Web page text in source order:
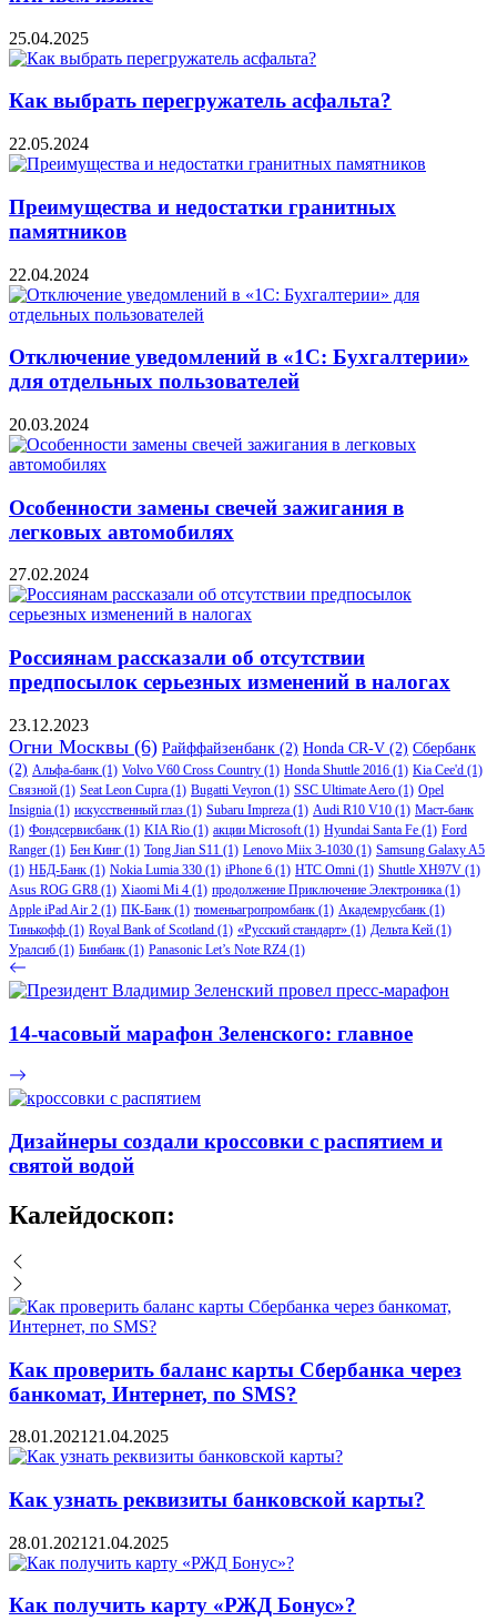
25.04.2025
Как выбрать перегружатель асфальта?
22.05.2024
Преимущества и недостатки гранитных
памятников
22.04.2024
Отключение уведомлений в «1С: Бухгалтерии»
для отдельных пользователей
20.03.2024
Особенности замены свечей зажигания в
легковых автомобилях
27.02.2024
Россиянам рассказали об отсутствии
предпосылок серьезных изменений в налогах
23.12.2023
Огни Москвы (6) Райффайзенбанк (2) Honda CR-V (2) Сбербанк
(2) Альфа-банк (1) Volvo V60 Cross Country (1) Honda Shuttle 2016 (1) Kia Cee'd (1)
Связной (1) Seat Leon Cupra (1) Bugatti Veyron (1) SSC Ultimate Aero (1) Opel
Insignia (1) искусственный глаз (1) Subaru Impreza (1) Audi R10 V10 (1) Маст-банк
(1) Фондсервисбанк (1) KIA Rio (1) акции Microsoft(1) Hyundai Santa Fe (1) Ford
Ranger (1) Бен Кинг (1) Tong Jian S11 (1) Lenovo Miix 3-1030 (1) Samsung Galaxy A5
(1) НБД-Банк (1) Nokia Lumia 330 (1) iPhone 6 (1) HTC Omni (1) Shuttle XH97V (1)
Asus ROG GR8 (1) Xiaomi Mi 4 (1) продолжение Приключение Электроника (1)
Apple iPad Air 2 (1) ПК-Банк (1) тюменьагропромбанк (1) Академрусбанк (1)
Тинькофф (1) Royal Bank of Scotland (1) «Русский стандарт» (1) Дельта Кей (1)
Уралсиб (1) Бинбанк (1) Panasonic Let’s Note RZ4 (1)
14-часовый марафон Зеленского: главное
Дизайнеры создали кроссовки с распятием и
святой водой
Калейдоскоп:
Как проверить баланс карты Сбербанка через
банкомат, Интернет, по SMS?
28.01.2021 21.04.2025
Как узнать реквизиты банковской карты?
28.01.2021 21.04.2025
Как получить карту «РЖД Бонус»?